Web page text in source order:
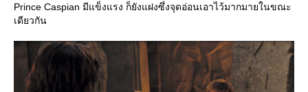
Prince Caspian มีแข็งแรง ก็ยังแฝงซึ่งจุดอ่อนเอาไว้มากมายในขณะ
เดียวกัน